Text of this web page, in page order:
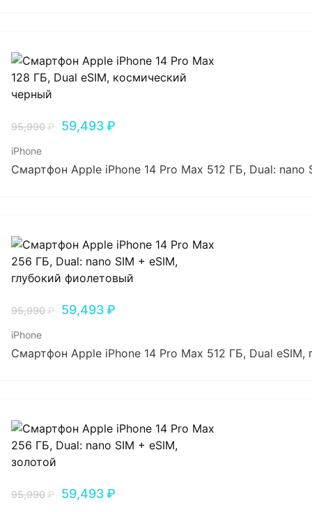
95,990₽ 59,493₽
iPhone
Смартфон Apple iPhone 14 Pro Max 512 ГБ, Dual:
95,990₽ 59,493₽
iPhone
Смартфон Apple iPhone 14 Pro Max 512 ГБ, Dual еSIM,
95,990₽ 59,493₽